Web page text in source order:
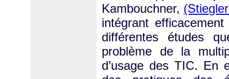
Kambouchner,
intégrant
différentes études
problème de la
d’usage des TIC. En